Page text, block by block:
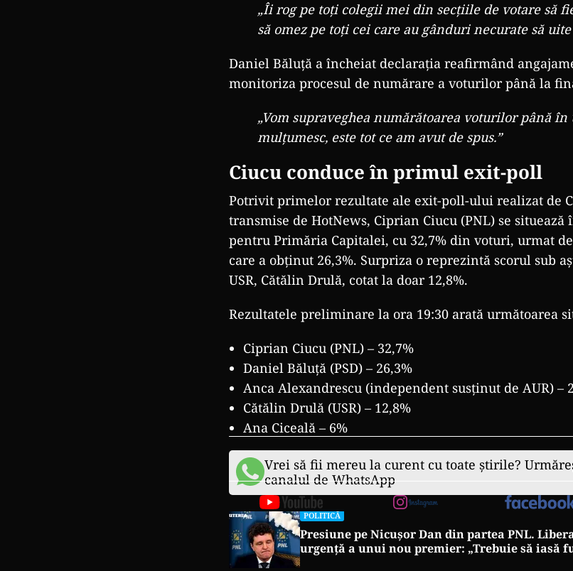
„Îi rog pe toți colegii mei din secțiile de votare să
să omez pe toți cei care au gânduri necurate să uite
Daniel Băluță a încheiat declarația reafirmând
monitoriza procesul de numărare a voturilor până la
„Vom supraveghea numărătoarea voturilor până în
mulțumesc, este tot ce am avut de spus.”
Ciucu conduce în primul exit-poll
Potrivit primelor rezultate ale exit-poll-ului realizat de
transmise de HotNews, Ciprian Ciucu (PNL) se
pentru Primăria Capitalei, cu 32,7% din voturi, urmat
care a obținut 26,3%. Surpriza o reprezintă scorul sub
USR, Cătălin Drulă, cotat la doar 12,8%.
Rezultatele preliminare la ora 19:30 arată următoarea
Ciprian Ciucu (PNL) – 32,7%
Daniel Băluță (PSD) – 26,3%
Anca Alexandrescu (independent susținut de AUR) –
Cătălin Drulă (USR) – 12,8%
Ana Ciceală – 6%
Vrei să fii mereu la curent cu toate știrile?
canalul de WhatsApp
POLITICĂ
Presiune pe Nicușor Dan din partea PNL.
urgență a unui nou premier: „Trebuie să iasă